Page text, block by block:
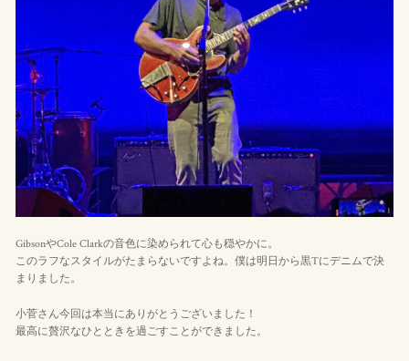
GibsonやCole Clarkの音色に染められて心も穏やかに。
このラフなスタイルがたまらないですよね。僕は明日から黒Tにデニムで決
まりました。
小菅さん今回は本当にありがとうございました！
最高に贅沢なひとときを過ごすことができました。